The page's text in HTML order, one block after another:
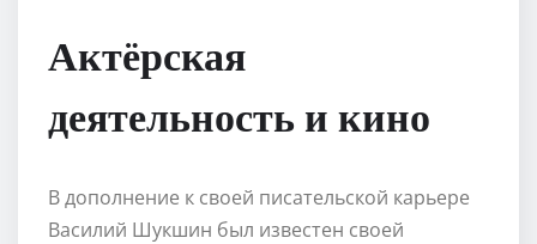
Актёрская
деятельность и кино
В дополнение к своей писательской карьере
Василий Шукшин был известен своей